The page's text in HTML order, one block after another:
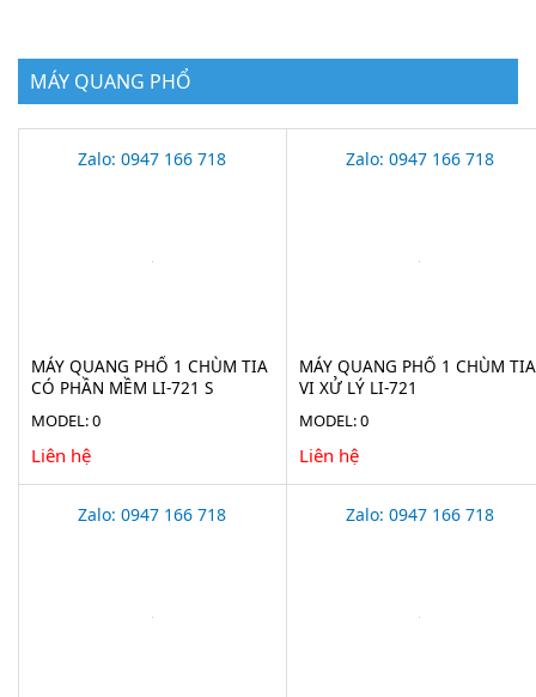
MÁY QUANG PHỔ
Zalo: 0947 166 718
MÁY QUANG PHỔ 1 CHÙM TIA
CÓ PHẦN MỀM LI-721 S
MODEL: 0
Liên hệ
Zalo: 0947 166 718
MÁY QUANG PHỔ 1 CHÙM TIA
VI XỬ LÝ LI-721
MODEL: 0
Liên hệ
Zalo: 0947 166 718 Zalo: 0947 166 718